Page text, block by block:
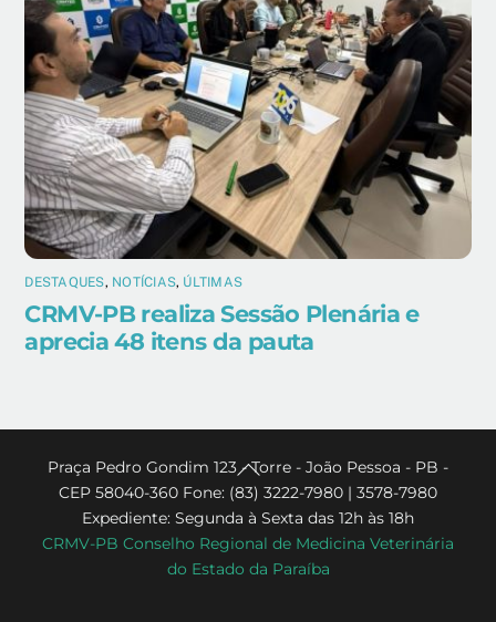
DESTAQUES, NOTÍCIAS, ÚLTIMAS
CRMV-PB realiza Sessão Plenária e
aprecia 48 itens da pauta
Back
To
Top
Praça Pedro Gondim 123 - Torre - João Pessoa - PB -
CEP 58040-360 Fone: (83) 3222-7980 | 3578-7980
Expediente: Segunda à Sexta das 12h às 18h
CRMV-PB Conselho Regional de Medicina Veterinária
do Estado da Paraíba